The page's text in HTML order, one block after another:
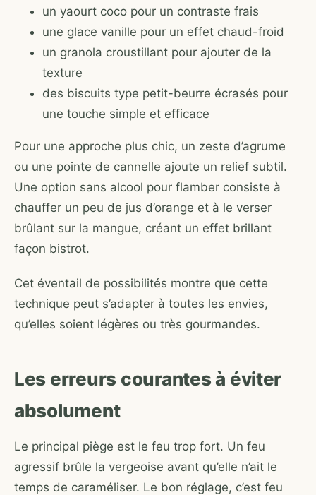
un yaourt coco pour un contraste frais
une glace vanille pour un effet chaud-froid
un granola croustillant pour ajouter de la
texture
des biscuits type petit-beurre écrasés pour
une touche simple et efficace
Pour une approche plus chic, un zeste d’agrume
ou une pointe de cannelle ajoute un relief subtil.
Une option sans alcool pour flamber consiste à
chauffer un peu de jus d’orange et à le verser
brûlant sur la mangue, créant un effet brillant
façon bistrot.
Cet éventail de possibilités montre que cette
technique peut s’adapter à toutes les envies,
qu’elles soient légères ou très gourmandes.
Les erreurs courantes à éviter
absolument
Le principal piège est le feu trop fort. Un feu
agressif brûle la vergeoise avant qu’elle n’ait le
temps de caraméliser. Le bon réglage, c’est feu